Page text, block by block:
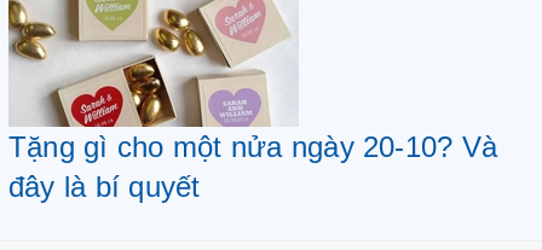
Tặng gì cho một nửa ngày 20-10? Và
đây là bí quyết